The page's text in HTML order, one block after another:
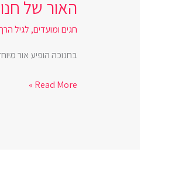
האור של
חגים ומועדים, לגיל הרך
בחנוכה הופיע אור
Read More »